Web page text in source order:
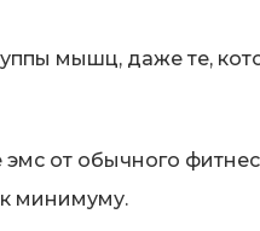
мышц, даже те,
эмс от обычного
к минимуму.